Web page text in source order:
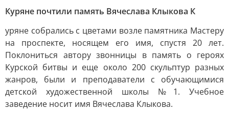
Куряне почтили память Вячеслава Клыкова К
уряне собрались с цветами возле памятника Мастеру
на проспекте, носящем его имя, спустя 20 лет.
Поклониться автору звонницы в память о героях
Курской битвы и еще около 200 скульптур разных
жанров, были и преподаватели с обучающимися
детской художественной школы №1. Учебное
заведение носит имя Вячеслава Клыкова.